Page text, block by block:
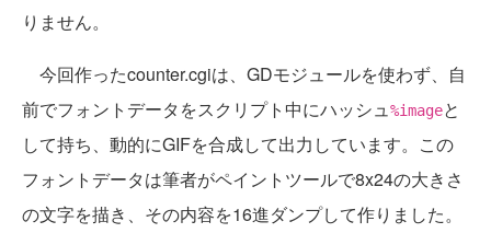
りません。
今回作ったcounter.cgiは、GDモジュールを使わず、自
前でフォントデータをスクリプト中にハッシュ%imageと
して持ち、動的にGIFを合成して出力しています。この
フォントデータは筆者がペイントツールで8x24の大きさ
の文字を描き、その内容を16進ダンプして作りました。